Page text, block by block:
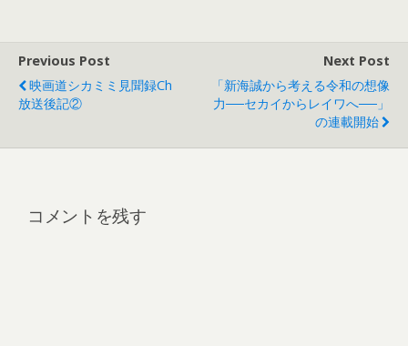
Previous Post
映画道シカミミ見聞録ch
放送後記②
Next Post
「新海誠から考える令和の想像
力──セカイからレイワへ──」
の連載開始
コメントを残す